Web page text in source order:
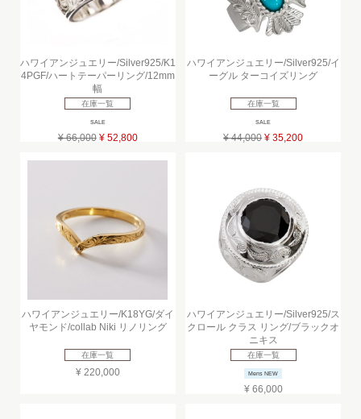
ハワイアンジュエリー/Silver925/K1
4PGF/ハートテーパーリング/12mm
幅
在庫一覧
SALE
¥ 66,000 ¥ 52,800
ハワイアンジュエリー/Silver925/イ
ーグル ターコイズリング
在庫一覧
SALE
¥ 44,000 ¥ 35,200
ハワイアンジュエリー/K18YG/ダイ
ヤモンド/collab Niki リノリング
在庫一覧
¥ 220,000
ハワイアンジュエリー/Silver925/ス
クロール クラス リング/ブラックオ
ニキス
在庫一覧
Mens NEW
¥ 66,000